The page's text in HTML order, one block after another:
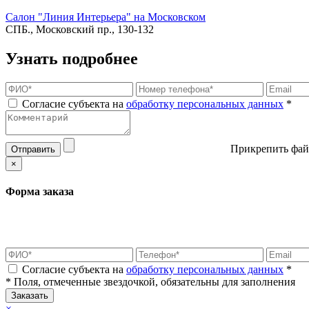
Салон "Линия Интерьера" на Московском
СПБ., Московский пр., 130-132
Узнать подробнее
Согласие субъекта на обработку персональных данных *
Отправить Прикрепить
×
Форма заказа
Согласие субъекта на обработку персональных данных *
* Поля, отмеченные звездочкой, обязательны для заполнения
Заказать